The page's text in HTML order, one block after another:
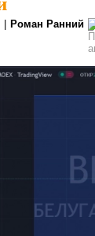
Роман Ранний